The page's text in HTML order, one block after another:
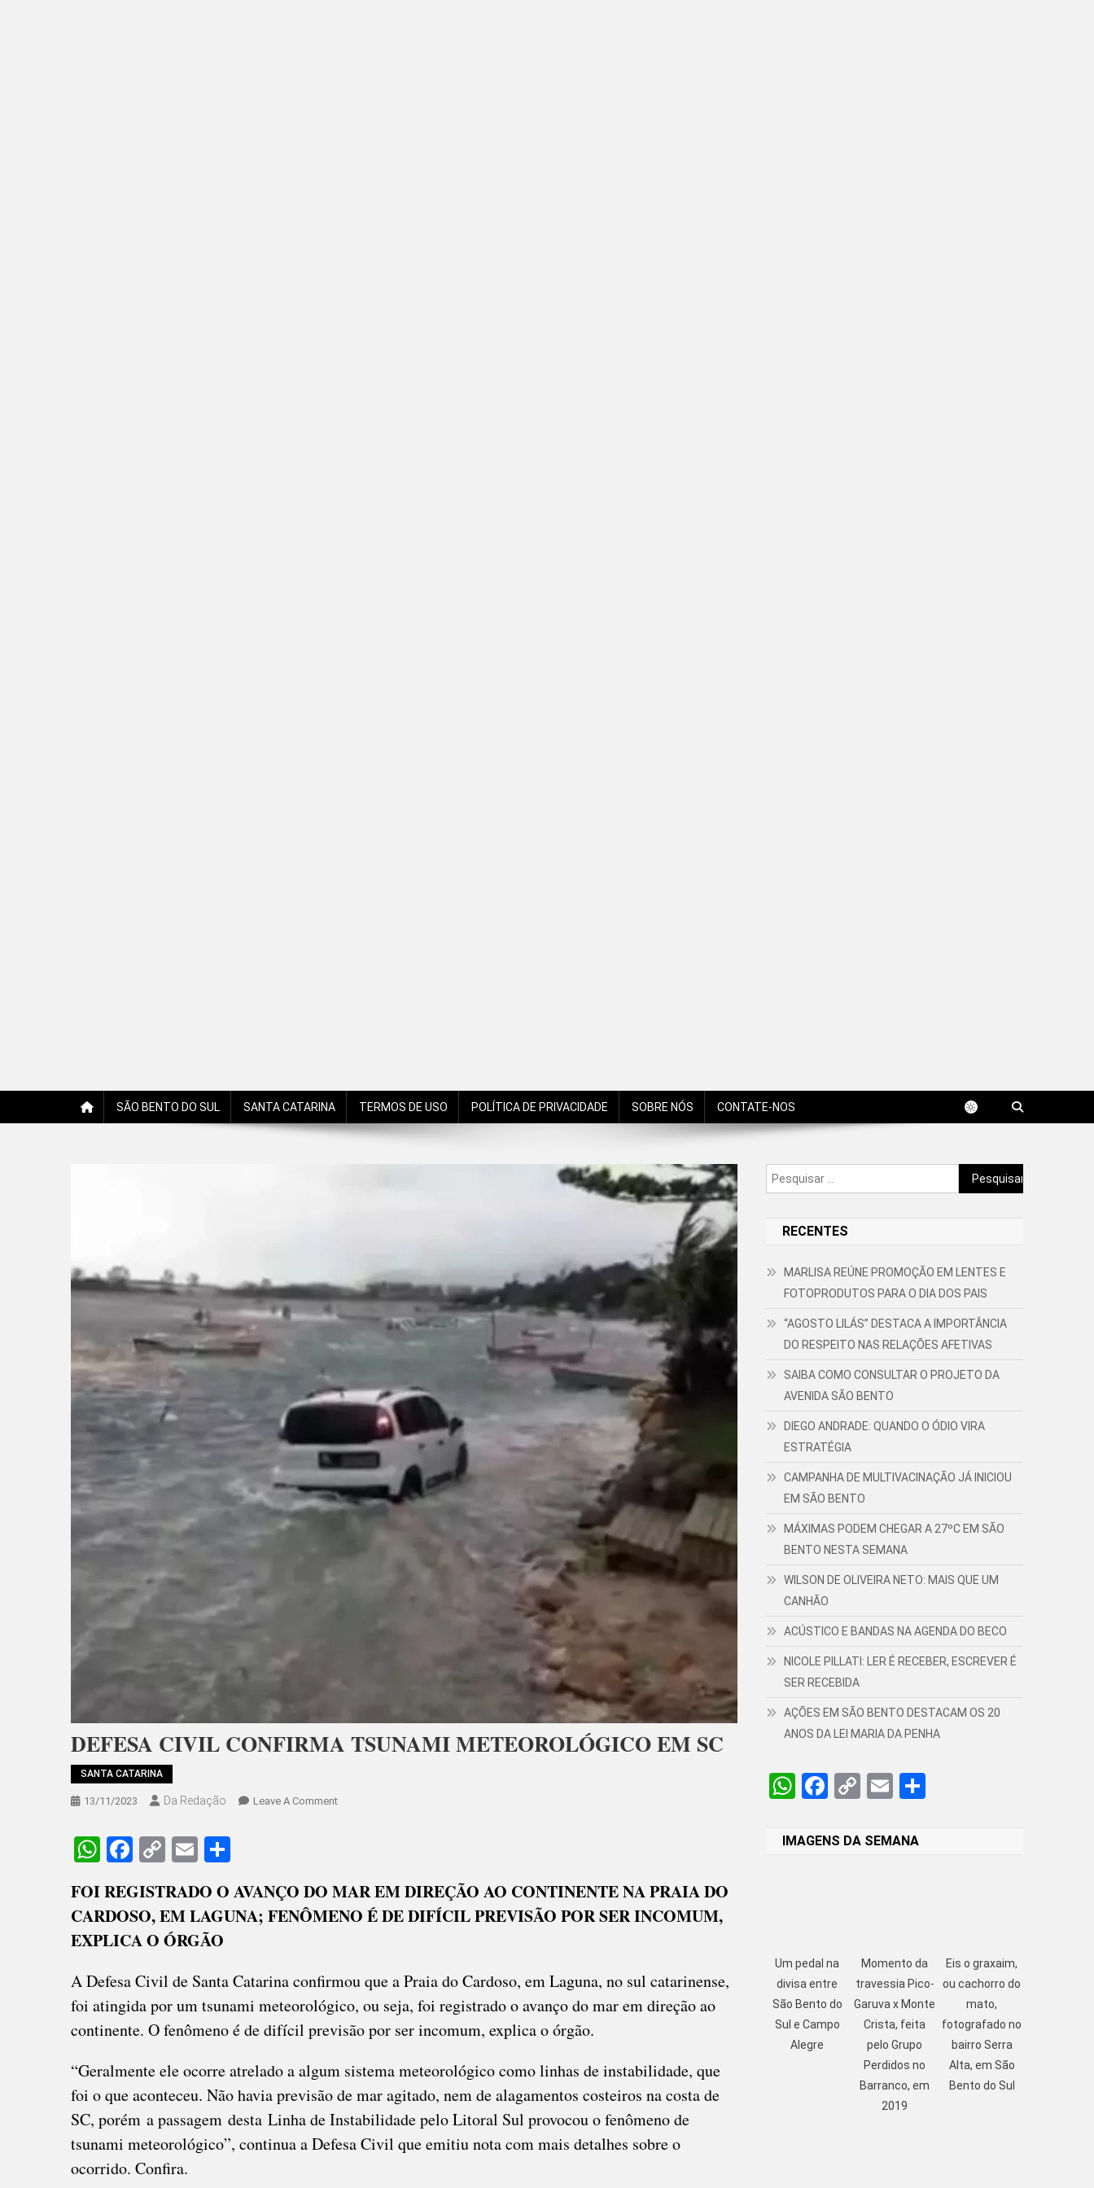
SÃO BENTO DO SUL SANTA CATARINA TERMOS DE USO POLÍTICA DE PRIVACIDADE SOBRE NÓS CONTATE-NOS
DEFESA CIVIL CONFIRMA TSUNAMI METEOROLÓGICO EM SC
SANTA CATARINA
13/11/2023 Da Redação Leave A CommentOn
METEOROLÓGICO
EM
WhatsApp
Facebook
CopyEmail
FOI REGISTRADO O AVANÇO DO MAR EM DIREÇÃO AO CONTINENTE NA PRAIA DO
CARDOSO, EM LAGUNA; FENÔMENO É DE DIFÍCIL PREVISÃO POR SER INCOMUM,
EXPLICA O ÓRGÃO
A Defesa Civil de Santa Catarina confirmou que a Praia do Cardoso, em Laguna, no sul catarinense,
foi atingida por um tsunami meteorológico, ou seja, foi registrado o avanço do mar em direção ao
continente. O fenômeno é de difícil previsão por ser incomum, explica o órgão.
“Geralmente ele ocorre atrelado a algum sistema meteorológico como linhas de instabilidade, que
foi o que aconteceu. Não havia previsão de mar agitado, nem de alagamentos costeiros na costa de
SC, porém a passagem desta Linha de Instabilidade pelo Litoral Sul provocou o fenômeno de
tsunami meteorológico”, continua a Defesa Civil que emitiu nota com mais detalhes sobre o
ocorrido. Confira.
Pesquisar
por:
RECENTES
MARLISA REÚNE PROMOÇÃO EM LENTES E
FOTOPRODUTOS PARA O DIA DOS PAIS
“AGOSTO LILÁS” DESTACA A IMPORTÂNCIA
DO RESPEITO NAS RELAÇÕES AFETIVAS
SAIBA COMO CONSULTAR O PROJETO DA
AVENIDA SÃO BENTO
DIEGO ANDRADE: QUANDO O ÓDIO VIRA
ESTRATÉGIA
CAMPANHA DE MULTIVACINAÇÃO JÁ INICIOU
EM SÃO BENTO
MÁXIMAS PODEM CHEGAR A 27ºC EM SÃO
BENTO NESTA SEMANA
WILSON DE OLIVEIRA NETO: MAIS QUE UM
CANHÃO
ACÚSTICO E BANDAS NA AGENDA DO BECO
NICOLE PILLATI: LER É RECEBER, ESCREVER É
SER RECEBIDA
AÇÕES EM SÃO BENTO DESTACAM OS 20
ANOS DA LEI MARIA DA PENHA
WhatsApp
Facebook
CopyEmail
IMAGENS DA SEMANA
Um pedal na
divisa entre
São Bento do
Sul e Campo
Alegre
Momento da
travessia Pico-
Garuva x Monte
Crista, feita
pelo Grupo
Perdidos no
Barranco, em
2019
Eis o graxaim,
ou cachorro do
mato,
fotografado no
bairro Serra
Alta, em São
Bento do Sul